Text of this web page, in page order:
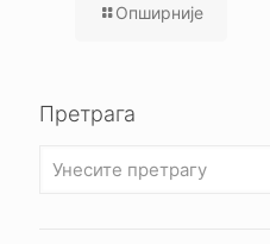
Опширније
Претрага